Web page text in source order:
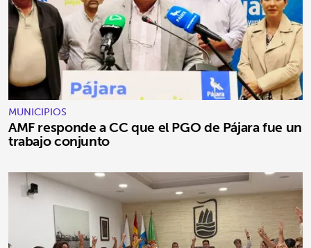
MUNICIPIOS
AMF responde a CC que el PGO de Pájara fue un
trabajo conjunto